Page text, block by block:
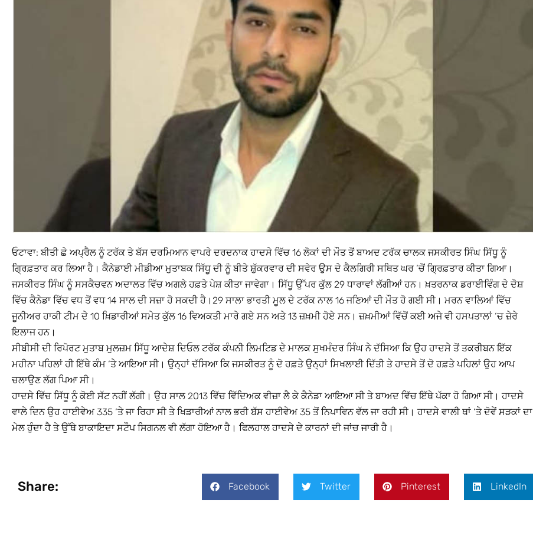
ਓਟਾਵਾ: ਬੀਤੀ ਛੇ ਅਪ੍ਰੈਲ ਨੂੰ ਟਰੱਕ ਤੇ ਬੱਸ ਦਰਮਿਆਨ ਵਾਪਰੇ ਦਰਦਨਾਕ ਹਾਦਸੇ ਵਿੱਚ 16 ਲੋਕਾਂ ਦੀ ਮੌਤ ਤੋਂ ਬਾਅਦ ਟਰੱਕ ਚਾਲਕ ਜਸਕੀਰਤ ਸਿੰਘ ਸਿੱਧੂ ਨੂੰ
ਗ੍ਰਿਫ਼ਤਾਰ ਕਰ ਲਿਆ ਹੈ। ਕੈਨੇਡਾਈ ਮੀਡੀਆ ਮੁਤਾਬਕ ਸਿੱਧੂ ਦੀ ਨੂੰ ਬੀਤੇ ਸ਼ੁੱਕਰਵਾਰ ਦੀ ਸਵੇਰ ਉਸ ਦੇ ਕੈਲਗਿਰੀ ਸਥਿਤ ਘਰ ‘ਚੋਂ ਗ੍ਰਿਫ਼ਤਾਰ ਕੀਤਾ ਗਿਆ।
ਜਸਕੀਰਤ ਸਿੰਘ ਨੂੰ ਸਸਕੈਚਵਨ ਅਦਾਲਤ ਵਿੱਚ ਅਗਲੇ ਹਫ਼ਤੇ ਪੇਸ਼ ਕੀਤਾ ਜਾਵੇਗਾ। ਸਿੱਧੂ ਉੱਪਰ ਕੁੱਲ 29 ਧਾਰਾਵਾਂ ਲੱਗੀਆਂ ਹਨ। ਖ਼ਤਰਨਾਕ ਡਰਾਈਵਿੰਗ ਦੇ ਦੋਸ਼
ਵਿੱਚ ਕੈਨੇਡਾ ਵਿੱਚ ਵਧ ਤੋਂ ਵਧ 14 ਸਾਲ ਦੀ ਸਜ਼ਾ ਹੋ ਸਕਦੀ ਹੈ।29 ਸਾਲਾ ਭਾਰਤੀ ਮੂਲ ਦੇ ਟਰੱਕ ਨਾਲ 16 ਜਣਿਆਂ ਦੀ ਮੌਤ ਹੋ ਗਈ ਸੀ। ਮਰਨ ਵਾਲਿਆਂ ਵਿੱਚ
ਜੂਨੀਅਰ ਹਾਕੀ ਟੀਮ ਦੇ 10 ਖ਼ਿਡਾਰੀਆਂ ਸਮੇਤ ਕੁੱਲ 16 ਵਿਅਕਤੀ ਮਾਰੇ ਗਏ ਸਨ ਅਤੇ 13 ਜ਼ਖ਼ਮੀ ਹੋਏ ਸਨ। ਜ਼ਖ਼ਮੀਆਂ ਵਿੱਚੋਂ ਕਈ ਅਜੇ ਵੀ ਹਸਪਤਾਲਾਂ ‘ਚ ਜ਼ੇਰੇ
ਇਲਾਜ ਹਨ।
ਸੀਬੀਸੀ ਦੀ ਰਿਪੋਰਟ ਮੁਤਾਬ ਮੁਲਜ਼ਮ ਸਿੱਧੂ ਆਦੇਸ਼ ਦਿਓਲ ਟਰੱਕ ਕੰਪਨੀ ਲਿਮਟਿਡ ਦੇ ਮਾਲਕ ਸੁਖਮੰਦਰ ਸਿੰਘ ਨੇ ਦੱਸਿਆ ਕਿ ਉਹ ਹਾਦਸੇ ਤੋਂ ਤਕਰੀਬਨ ਇੱਕ
ਮਹੀਨਾ ਪਹਿਲਾਂ ਹੀ ਇੱਥੇ ਕੰਮ ‘ਤੇ ਆਇਆ ਸੀ। ਉਨ੍ਹਾਂ ਦੱਸਿਆ ਕਿ ਜਸਕੀਰਤ ਨੂੰ ਦੋ ਹਫ਼ਤੇ ਉਨ੍ਹਾਂ ਸਿਖਲਾਈ ਦਿੱਤੀ ਤੇ ਹਾਦਸੇ ਤੋਂ ਦੋ ਹਫ਼ਤੇ ਪਹਿਲਾਂ ਉਹ ਆਪ
ਚਲਾਉਣ ਲੱਗ ਪਿਆ ਸੀ।
ਹਾਦਸੇ ਵਿੱਚ ਸਿੱਧੂ ਨੂੰ ਕੋਈ ਸੱਟ ਨਹੀਂ ਲੱਗੀ। ਉਹ ਸਾਲ 2013 ਵਿੱਚ ਵਿੱਦਿਅਕ ਵੀਜ਼ਾ ਲੈ ਕੇ ਕੈਨੇਡਾ ਆਇਆ ਸੀ ਤੇ ਬਾਅਦ ਵਿੱਚ ਇੱਥੇ ਪੱਕਾ ਹੋ ਗਿਆ ਸੀ। ਹਾਦਸੇ
ਵਾਲੇ ਦਿਨ ਉਹ ਹਾਈਵੇਅ 335 ‘ਤੇ ਜਾ ਰਿਹਾ ਸੀ ਤੇ ਖਿਡਾਰੀਆਂ ਨਾਲ ਭਰੀ ਬੱਸ ਹਾਈਵੇਅ 35 ਤੋਂ ਨਿਪਾਵਿਨ ਵੱਲ ਜਾ ਰਹੀ ਸੀ। ਹਾਦਸੇ ਵਾਲੀ ਥਾਂ ‘ਤੇ ਦੋਵੇਂ ਸੜਕਾਂ ਦਾ
ਮੇਲ ਹੁੰਦਾ ਹੈ ਤੇ ਉੱਥੇ ਬਾਕਾਇਦਾ ਸਟੌਪ ਸਿਗਨਲ ਵੀ ਲੱਗਾ ਹੋਇਆ ਹੈ। ਫਿਲਹਾਲ ਹਾਦਸੇ ਦੇ ਕਾਰਨਾਂ ਦੀ ਜਾਂਚ ਜਾਰੀ ਹੈ।
Share: Facebook Twitter Pinterest LinkedIn